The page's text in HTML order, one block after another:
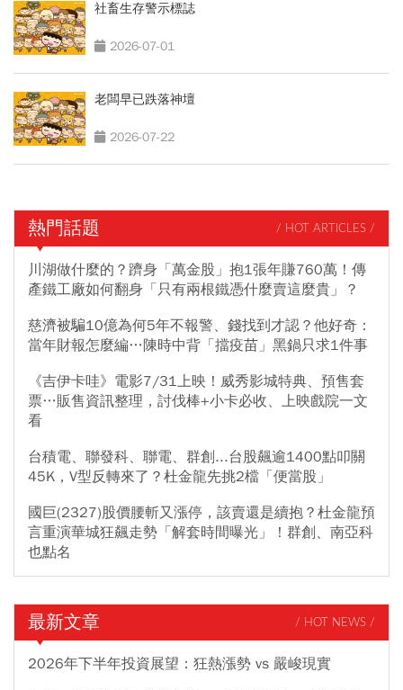
社畜生存警示標誌
2026-07-01
老闆早已跌落神壇
2026-07-22
熱門話題 / HOT ARTICLES /
川湖做什麼的？躋身「萬金股」抱1張年賺760萬！傳
產鐵工廠如何翻身「只有兩根鐵憑什麼賣這麼貴」？
慈濟被騙10億為何5年不報警、錢找到才認？他好奇：
當年財報怎麼編…陳時中背「擋疫苗」黑鍋只求1件事
《吉伊卡哇》電影7/31上映！威秀影城特典、預售套
票…販售資訊整理，討伐棒+小卡必收、上映戲院一文
看
台積電、聯發科、聯電、群創...台股飆逾1400點叩關
45K，V型反轉來了？杜金龍先挑2檔「便當股」
國巨(2327)股價腰斬又漲停，該賣還是續抱？杜金龍預
言重演華城狂飆走勢「解套時間曝光」！群創、南亞科
也點名
最新文章 / HOT NEWS /
2026年下半年投資展望：狂熱漲勢 vs 嚴峻現實